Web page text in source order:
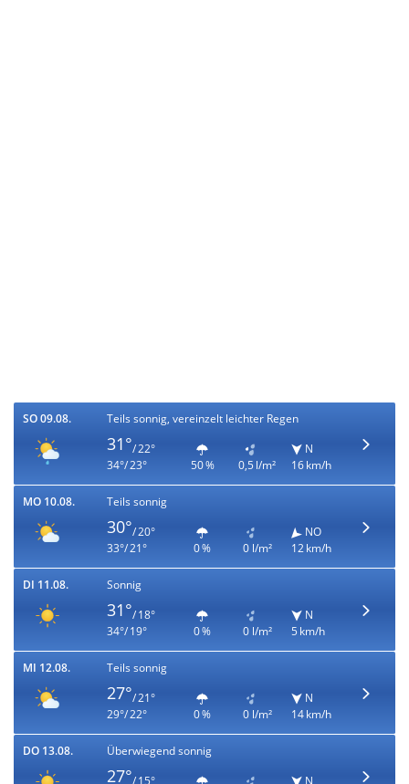
SO 09.08. Teils sonnig, vereinzelt leichter Regen
31°/ 22°
34°/ 23°
50 % 0,5 l/m²
N
16 km/h
MO 10.08. Teils sonnig
30°/ 20°
33°/ 21°
0 % 0 l/m²
NO
12 km/h
DI 11.08. Sonnig
31°/ 18°
34°/ 19°
0 % 0 l/m²
N
5 km/h
MI 12.08. Teils sonnig
27°/ 21°
29°/ 22°
0 % 0 l/m²
N
14 km/h
DO 13.08. Überwiegend sonnig
27°/ 15°
N